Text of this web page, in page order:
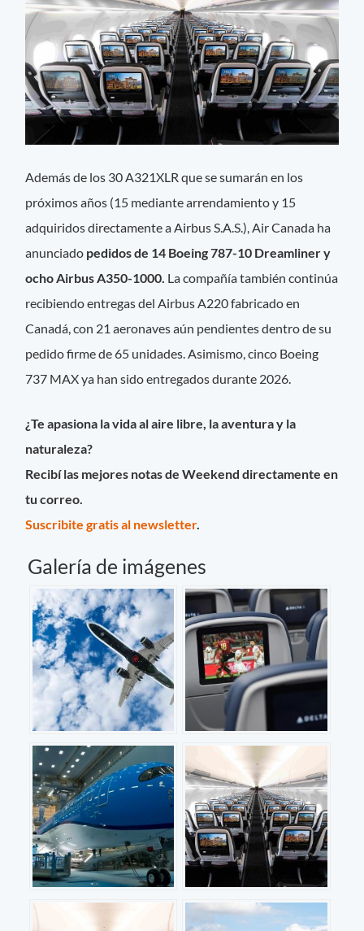
Además de los 30 A321XLR que se sumarán en los
próximos años (15 mediante arrendamiento y 15
adquiridos directamente a Airbus S.A.S.), Air Canada ha
anunciado pedidos de 14 Boeing 787-10 Dreamliner y
ocho Airbus A350-1000. La compañía también continúa
recibiendo entregas del Airbus A220 fabricado en
Canadá, con 21 aeronaves aún pendientes dentro de su
pedido firme de 65 unidades. Asimismo, cinco Boeing
737 MAX ya han sido entregados durante 2026.
¿Te apasiona la vida al aire libre, la aventura y la
naturaleza?
Recibí las mejores notas de Weekend directamente en
tu correo.
Suscribite gratis al newsletter.
Galería de imágenes